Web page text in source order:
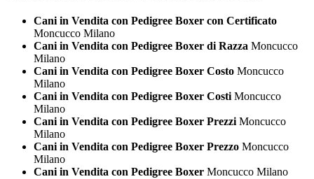
Cani in Vendita con Pedigree Boxer con Certificato
Moncucco Milano
Cani in Vendita con Pedigree Boxer di Razza Moncucco
Milano
Cani in Vendita con Pedigree Boxer Costo Moncucco
Milano
Cani in Vendita con Pedigree Boxer Costi Moncucco
Milano
Cani in Vendita con Pedigree Boxer Prezzi Moncucco
Milano
Cani in Vendita con Pedigree Boxer Prezzo Moncucco
Milano
Cani in Vendita con Pedigree Boxer Moncucco Milano